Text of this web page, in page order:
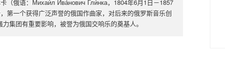
（俄语：Михаи́л Ива́нович Гли́нка，1804年6月1日－1857
第一个获得广泛声誉的俄国作曲家，对后来的俄罗斯音乐创
集团有重要影响，被誉为俄国交响乐的奠基人。